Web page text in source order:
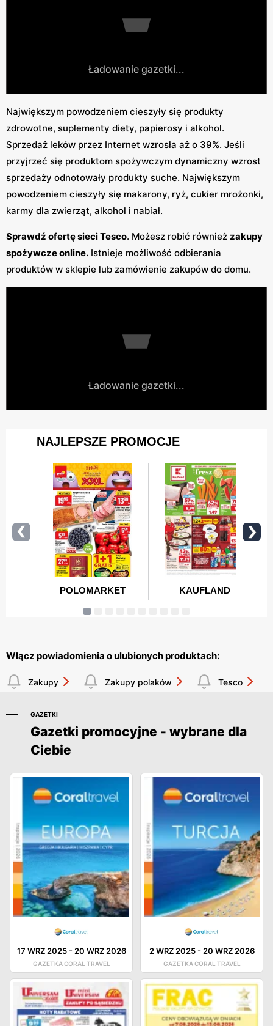
Ładowanie gazetki...
Największym powodzeniem cieszyły się produkty
zdrowotne, suplementy diety, papierosy i alkohol.
Sprzedaż leków przez Internet wzrosła aż o 39%. Jeśli
przyjrzeć się produktom spożywczym dynamiczny wzrost
sprzedaży odnotowały produkty suche. Największym
powodzeniem cieszyły się makarony, ryż, cukier mrożonki,
karmy dla zwierząt, alkohol i nabiał.
Sprawdź ofertę sieci Tesco. Możesz robić również zakupy
spożywcze online. Istnieje możliwość odbierania
produktów w sklepie lub zamówienie zakupów do domu.
Ładowanie gazetki...
Włącz powiadomienia o ulubionych produktach:
Zakupy Zakupy polaków Tesco
GAZETKI
Gazetki promocyjne - wybrane dla
Ciebie
17 WRZ 2025- 20 WRZ 2026
GAZETKA CORAL TRAVEL
2 WRZ 2025- 20 WRZ 2026
GAZETKA CORAL TRAVEL